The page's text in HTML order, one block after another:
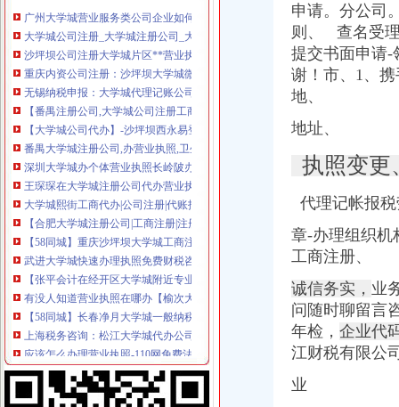
广州大学城营业服务类公司企业如何办理营业执照-广州58同城
大学城公司注册_大学城注册公司_大学城代办注册公司_大学城代理公
沙坪坝公司注册大学城片区**营业执照公司重庆公司注册今题网
重庆内资公司注册：沙坪坝大学城微电园创公司注册代办营业执照-
无锡纳税申报：大学城代理记账公司注册代办公司营业执照-无锡爱问
【番禺注册公司,大学城公司注册工商快速代办营业执照】-番禺番禺
【大学城公司代办】-沙坪坝西永易登网
番禺大学城注册公司,办营业执照,卫生许可证,进出口-广州58同城
深圳大学城办个体营业执照长岭陂办企业法人地址变更-深圳58同城
王琛琛在大学城注册公司代办营业执照代理记账较专业哦-合肥58同城
大学城熙街工商代办|公司注册|代账报税【今日推荐网-重庆工商/税务/财
【合肥大学城注册公司|工商注册|注册公司代办】-大学校园合肥工业大
【58同城】重庆沙坪坝大学城工商注册_公司注册代理_代办注册公司价
武进大学城快速办理执照免费财税咨询**安诚安心诚信-常州58同城
【张平会计在经开区大学城附近专业代办营业执照代理记账】-合肥开
有没人知道营业执照在哪办【榆次大学城吧】_百度贴吧
【58同城】长春净月大学城一般纳税人申请_一般纳税人申请代办_一般
上海税务咨询：松江大学城代办公司营业执照税务申报报税兼职会计周
应该怎么办理营业执照-110网免费法律咨询
银行居然也能办营业执照！申请不到24小时就能拿到洪山大学之城文章
【经开大学城做账报税联系石婷婷会计为你办理营业执照】-大学校园
【58同城】贵花溪花溪大学城工商注册_公司注册代理_代办注册公司
申请。分公司
则、 查名受
提交书面申请-
谢！市、1、
地、
地址、
执照变更
代理记帐报
章-办理组织机
工商注册、
诚信务实， 业
问随时聊留言
年检， 企业代
江财税有限公
业